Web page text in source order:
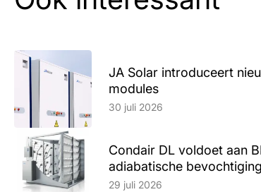
JA Solar introduceert
modules
Lees artikel
30 juli 2026
Condair DL voldoet aan
adiabatische bevochtiging
Lees artikel
29 juli 2026